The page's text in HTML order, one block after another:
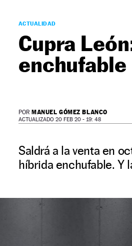
ACTUALIDAD
Cupra
enchufable
POR MANUEL GÓMEZ BLANCO
ACTUALIZADO 20 FEB 20 - 19: 48
Saldrá a la venta en
híbrida enchufable. Y